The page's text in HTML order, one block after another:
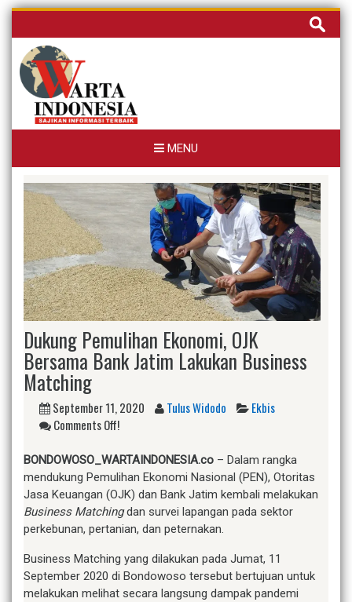
Skip
content
Cari
untuk:
MENU
Dukung Pemulihan Ekonomi, OJK
Bersama Bank Jatim Lakukan Business
Matching
September 11, 2020 Tulus Widodo
Ekbis
Comments Off!
BONDOWOSO_WARTAINDONESIA.co – Dalam rangka
mendukung Pemulihan Ekonomi Nasional (PEN), Otoritas
Jasa Keuangan (OJK) dan Bank Jatim kembali melakukan
Business Matchingdan survei lapangan pada sektor
perkebunan, pertanian, dan peternakan.
Business Matching yang dilakukan pada Jumat, 11
September 2020 di Bondowoso tersebut bertujuan untuk
melakukan melihat secara langsung dampak pandemi